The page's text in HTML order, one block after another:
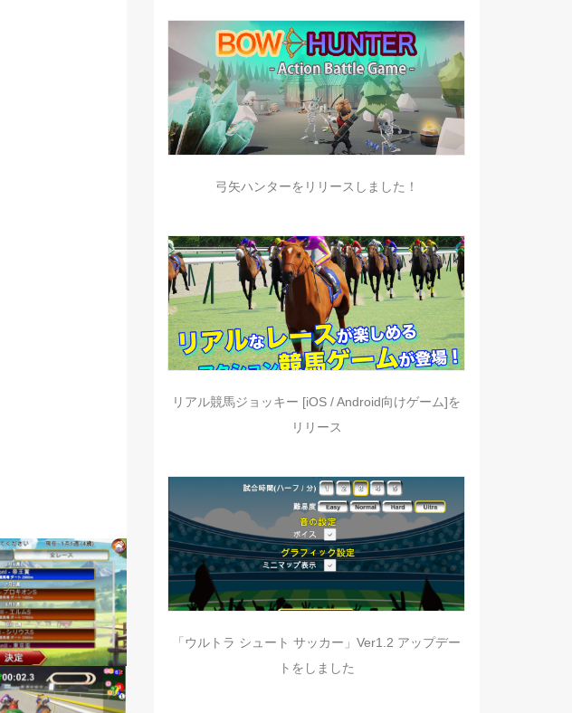
弓矢ハンターをリリースしました！
リアル競馬ジョッキー [iOS / Android向けゲーム]を
リリース
「ウルトラ シュート サッカー」Ver1.2 アップデー
トをしました